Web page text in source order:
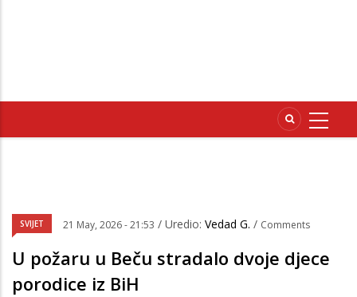
SVIJET 21 May, 2026 - 21:53 / Uredio: Vedad G. / Comments
U požaru u Beču stradalo dvoje djece
porodice iz BiH